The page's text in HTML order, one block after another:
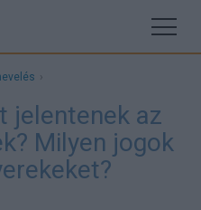
›
jelentenek az
Milyen jogok